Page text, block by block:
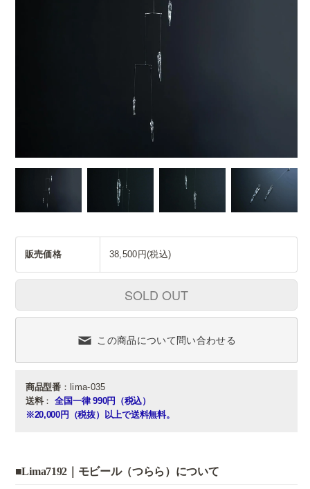
販売価格 38,500円(税込)
SOLD OUT
この商品について問い合わせる
商品型番：lima-035
送料： 全国一律 990円（税込）
※20,000円（税抜）以上で送料無料。
■Lima7192｜モビール（つらら）について